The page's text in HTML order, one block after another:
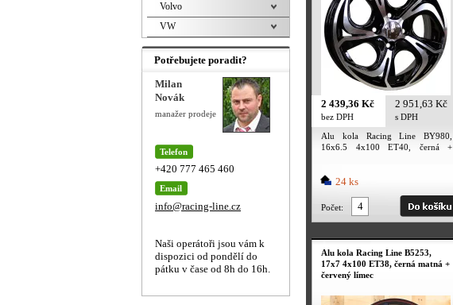
2 439,36 Kč
bez DPH
2 951,63 Kč
s DPH
Alu kola Racing Line BY980,
16x6.5 4x100 ET40, černá +
24 ks
Počet:
Alu kola Racing Line B5253,
17x7 4x100 ET38, černá matná +
červený límec
Volvo
VW
Potřebujete poradit?
Milan
Novák
manažer prodeje
Telefon
+420 777 465 460
Email
info@racing-line.cz
Naši operátoři jsou vám k
dispozici od pondělí do
pátku v čase od 8h do 16h.